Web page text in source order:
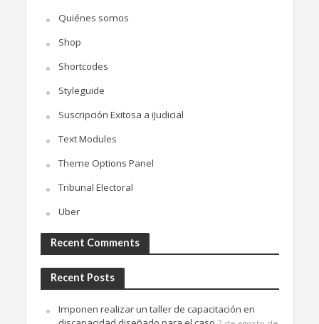
Quiénes somos
Shop
Shortcodes
Styleguide
Suscripción Exitosa a iJudicial
Text Modules
Theme Options Panel
Tribunal Electoral
Uber
Recent Comments
Recent Posts
Imponen realizar un taller de capacitación en